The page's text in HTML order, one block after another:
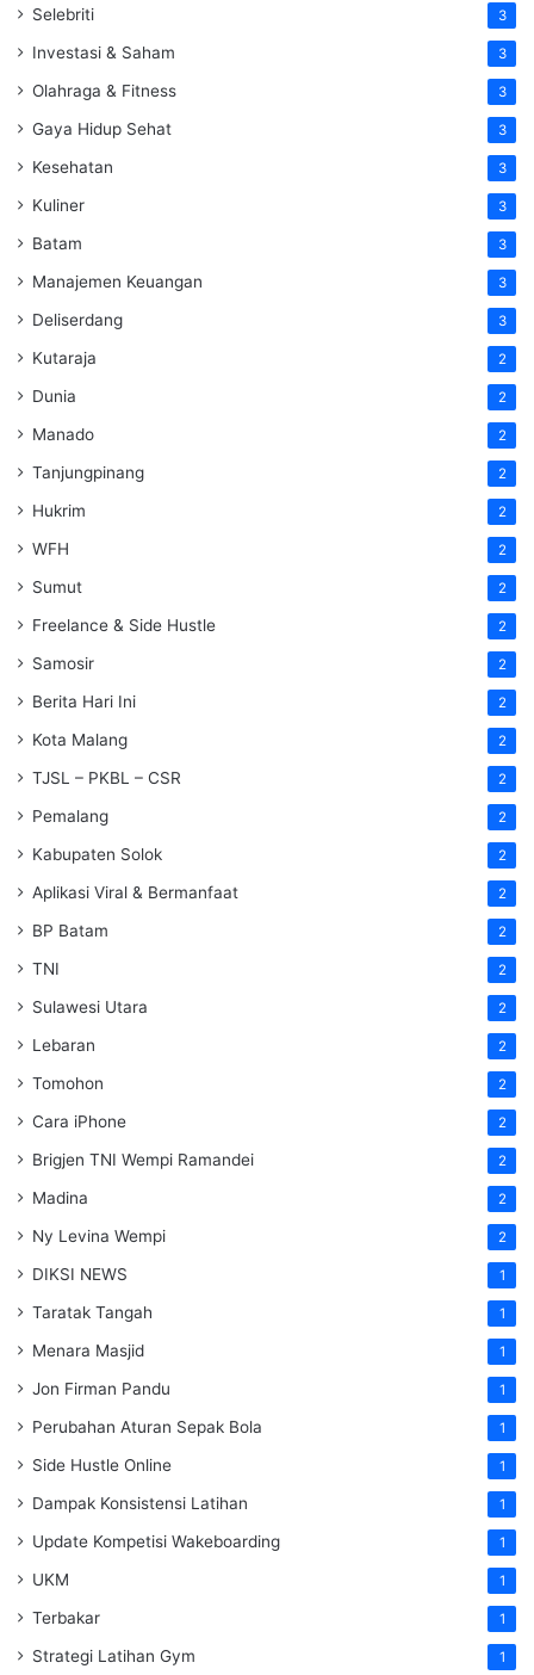
Selebriti 3
Investasi & Saham 3
Olahraga & Fitness 3
Gaya Hidup Sehat 3
Kesehatan 3
Kuliner 3
Batam 3
Manajemen Keuangan 3
Deliserdang 3
Kutaraja 2
Dunia 2
Manado 2
Tanjungpinang 2
Hukrim 2
WFH 2
Sumut 2
Freelance & Side Hustle 2
Samosir 2
Berita Hari Ini 2
Kota Malang 2
TJSL – PKBL – CSR 2
Pemalang 2
Kabupaten Solok 2
Aplikasi Viral & Bermanfaat 2
BP Batam 2
TNI 2
Sulawesi Utara 2
Lebaran 2
Tomohon 2
Cara iPhone 2
Brigjen TNI Wempi Ramandei 2
Madina 2
Ny Levina Wempi 2
DIKSI NEWS 1
Taratak Tangah 1
Menara Masjid 1
Jon Firman Pandu 1
Perubahan Aturan Sepak Bola 1
Side Hustle Online 1
Dampak Konsistensi Latihan 1
Update Kompetisi Wakeboarding 1
UKM 1
Terbakar 1
Strategi Latihan Gym 1